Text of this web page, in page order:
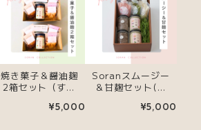
焼き菓子＆醤油麹
2箱セット（すき
¥5,000
Soranスムージー
＆甘麹セット(お
菌活・発酵美活)
¥5,000